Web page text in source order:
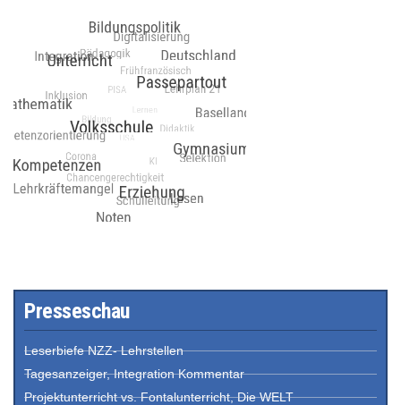
Presseschau
Leserbiefe NZZ- Lehrstellen
Tagesanzeiger, Integration Kommentar
Projektunterricht vs. Fontalunterricht, Die WELT